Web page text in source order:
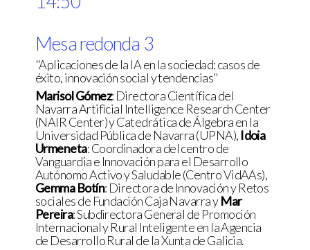
Mesa redonda 3
"Aplicaciones de la IA en la sociedad: casos de
éxito, innovación social y tendencias"
Marisol Gómez: Directora Científica del
Navarra Artificial Intelligence Research Center
(NAIR Center) y Catedrática de Álgebra en la
Universidad Pública de Navarra (UPNA), Idoia
Urmeneta: Coordinadora del centro de
Vanguardia e Innovación para el Desarrollo
Autónomo Activo y Saludable (Centro VidAAs),
Gemma Botín: Directora de Innovación y Retos
sociales de Fundación Caja Navarra yMar
Pereira: Subdirectora General de Promoción
Internacional y Rural Inteligente en la Agencia
de Desarrollo Rural de la Xunta de Galicia.